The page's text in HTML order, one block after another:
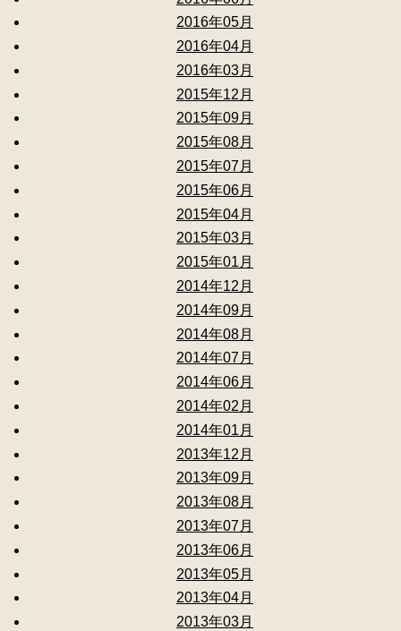
2016年05月
2016年04月
2016年03月
2015年12月
2015年09月
2015年08月
2015年07月
2015年06月
2015年04月
2015年03月
2015年01月
2014年12月
2014年09月
2014年08月
2014年07月
2014年06月
2014年02月
2014年01月
2013年12月
2013年09月
2013年08月
2013年07月
2013年06月
2013年05月
2013年04月
2013年03月